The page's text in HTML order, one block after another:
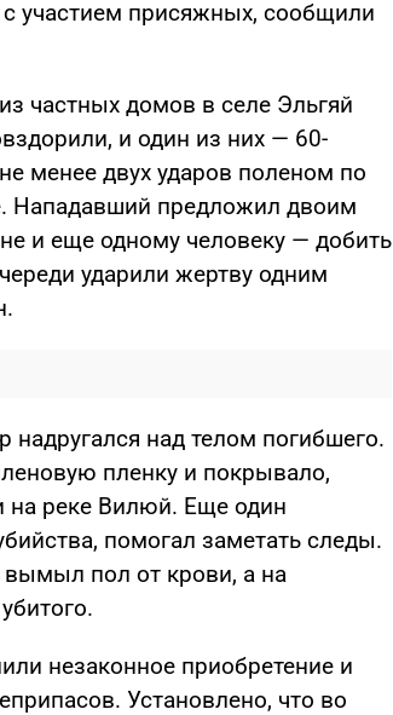
участием присяжных, сообщили
частных домов в селе Эльгяй
и один из них — 60-
менее двух ударов поленом по
Нападавший предложил двоим
и еще одному человеку — добить
ударили жертву одним
надругался над телом погибшего.
пленку и покрывало,
на реке Вилюй. Еще один
помогал заметать следы.
вымыл пол от крови, а на
незаконное приобретение и
Установлено, что во